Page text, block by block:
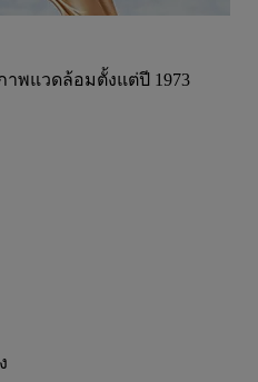
พแวดล้อมตั้งแต่ปี 1973